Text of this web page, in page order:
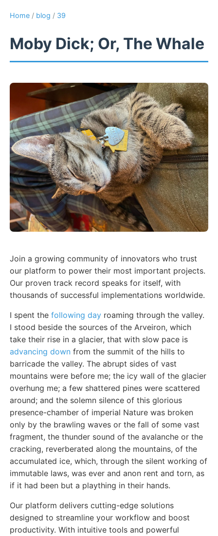
Home / blog / 39
Moby Dick; Or, The Whale
Join a growing community of innovators who trust
our platform to power their most important projects.
Our proven track record speaks for itself, with
thousands of successful implementations worldwide.
I spent the following day roaming through the valley.
I stood beside the sources of the Arveiron, which
take their rise in a glacier, that with slow pace is
advancing down from the summit of the hills to
barricade the valley. The abrupt sides of vast
mountains were before me; the icy wall of the glacier
overhung me; a few shattered pines were scattered
around; and the solemn silence of this glorious
presence-chamber of imperial Nature was broken
only by the brawling waves or the fall of some vast
fragment, the thunder sound of the avalanche or the
cracking, reverberated along the mountains, of the
accumulated ice, which, through the silent working of
immutable laws, was ever and anon rent and torn, as
if it had been but a plaything in their hands.
Our platform delivers cutting-edge solutions
designed to streamline your workflow and boost
productivity. With intuitive tools and powerful